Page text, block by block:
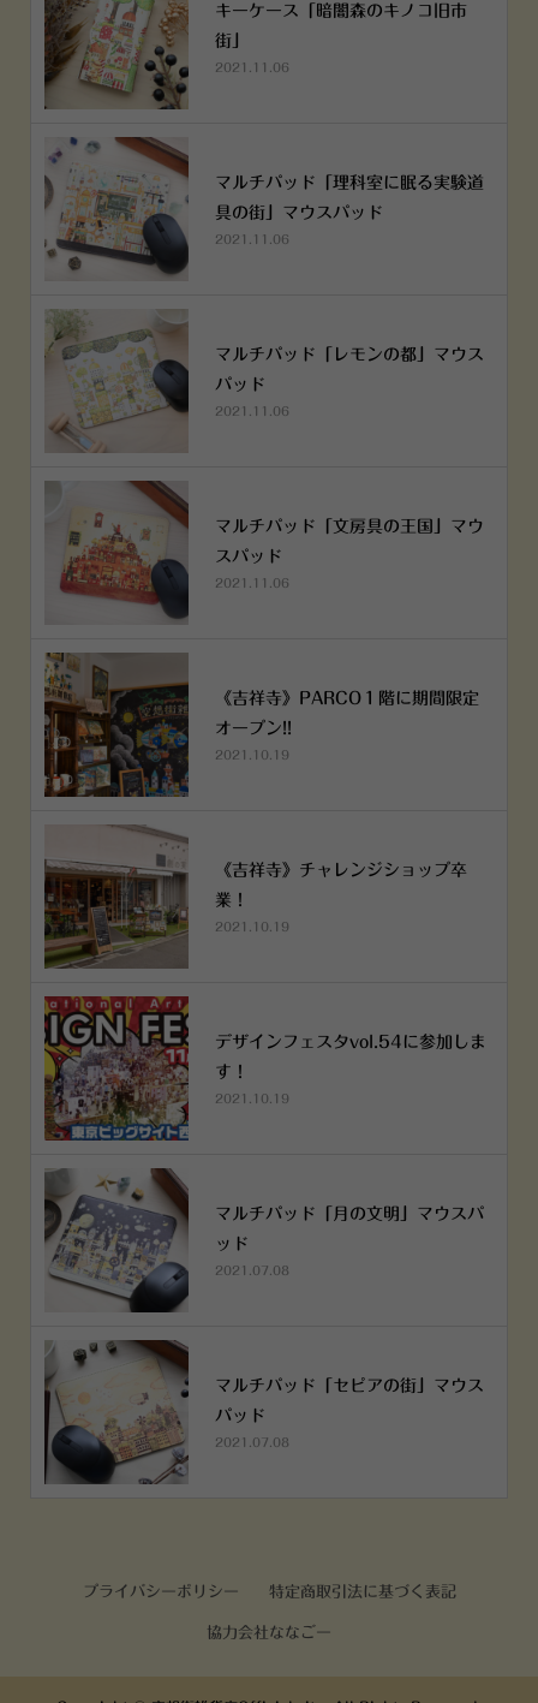
キーケース「暗闇森のキノコ旧市
街」
2021.11.06
マルチパッド「理科室に眠る実験道
具の街」マウスパッド
2021.11.06
マルチパッド「レモンの都」マウス
パッド
2021.11.06
マルチパッド「文房具の王国」マウ
スパッド
2021.11.06
《吉祥寺》PARCO１階に期間限定
オープン!!
2021.10.19
《吉祥寺》チャレンジショップ卒
業！
2021.10.19
デザインフェスタvol.54に参加しま
す！
2021.10.19
マルチパッド「月の文明」マウスパ
ッド
2021.07.08
マルチパッド「セピアの街」マウス
パッド
2021.07.08
プライバシーポリシー 特定商取引法に基づく表記
協力会社ななごー